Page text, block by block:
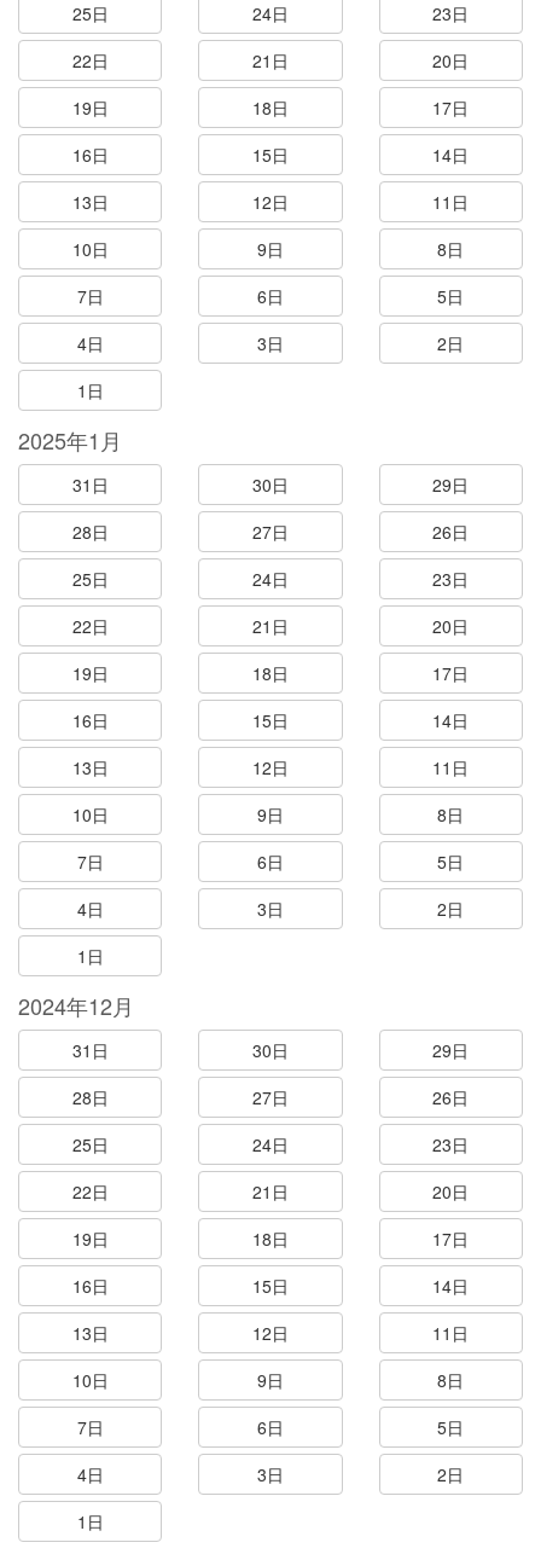
25日
24日
23日
22日
21日
20日
19日
18日
17日
16日
15日
14日
13日
12日
11日
10日
9日
8日
7日
6日
5日
4日
3日
2日
1日
2025年1月
31日 30日
29日
28日
27日
26日
25日
24日
23日
22日
21日
20日
19日
18日
17日
16日
15日
14日
13日
12日
11日
10日
9日
8日
7日
6日
5日
4日
3日
2日
1日
2024年12月
31日 30日
29日
28日
27日
26日
25日
24日
23日
22日
21日
20日
19日
18日
17日
16日
15日
14日
13日
12日
11日
10日
9日
8日
7日
6日
5日
4日
3日
2日
1日